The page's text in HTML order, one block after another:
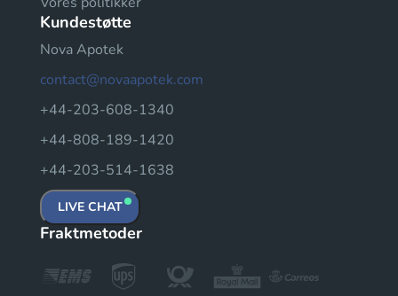
Kundestøtte
Nova Apotek
contact@novaapotek.com
+44-203-608-1340
+44-808-189-1420
+44-203-514-1638
LIVE CHAT
Fraktmetoder